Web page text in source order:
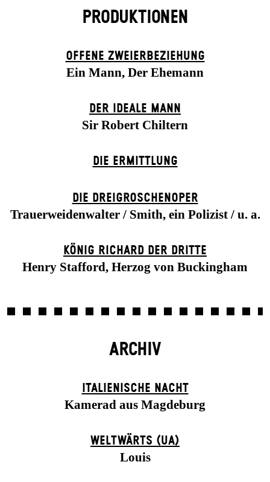
PRODUKTIONEN
OFFENE ZWEIER­BEZIEHUNG
Ein Mann, Der Ehemann
DER IDEALE MANN
Sir Robert Chiltern
DIE ERMITTLUNG
DIE DREI­GROSCHEN­OPER
Trauerweidenwalter / Smith, ein Polizist / u. a.
KÖNIG RICHARD DER DRITTE
Henry Stafford, Herzog von Buckingham
ARCHIV
ITALIENISCHE NACHT
Kamerad aus Magdeburg
WELTWÄRTS (UA)
Louis